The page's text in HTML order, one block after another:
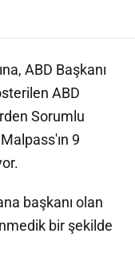
ABD Başkanı
ABD
Sorumlu
9
başkanı olan
bir şekilde